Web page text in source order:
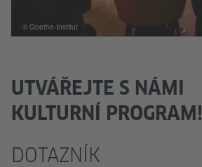
UTVÁŘEJTE S NÁMI
KULTURNÍ PROGRAM!
DOTAZNÍK
© Goethe-Institut